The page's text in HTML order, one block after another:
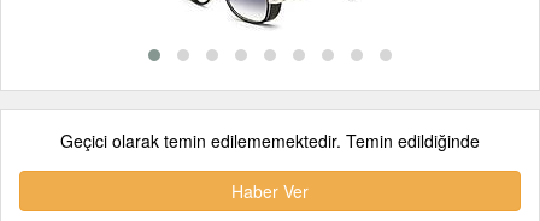
Geçici olarak temin edilememektedir. Temin edildiğinde
Haber Ver